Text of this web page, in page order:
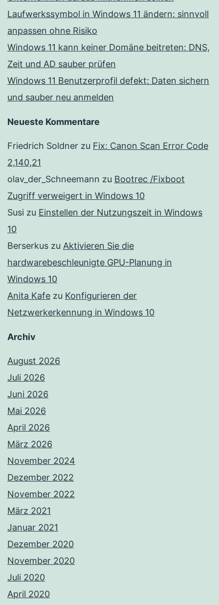
Laufwerkssymbol in Windows 11 ändern: sinnvoll
anpassen ohne Risiko
Windows 11 kann keiner Domäne beitreten: DNS,
Zeit und AD sauber prüfen
Windows 11 Benutzerprofil defekt: Daten sichern
und sauber neu anmelden
Neueste Kommentare
Friedrich Soldner zu Fix: Canon Scan Error Code
2,140,21
olav_der_Schneemann zu Bootrec /Fixboot
Zugriff verweigert in Windows 10
Susi zu Einstellen der Nutzungszeit in Windows
10
Berserkus zu Aktivieren Sie die
hardwarebeschleunigte GPU-Planung in
Windows 10
Anita Kafe zu Konfigurieren der
Netzwerkerkennung in Windows 10
Archiv
August 2026
Juli 2026
Juni 2026
Mai 2026
April 2026
März 2026
November 2024
Dezember 2022
November 2022
März 2021
Januar 2021
Dezember 2020
November 2020
Juli 2020
April 2020